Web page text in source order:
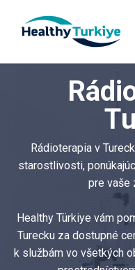
p
Rádioterapia v
starostlivosti,
pre vaše
Healthy Türkiye vám
Turecku za dostupné
k službám vo všetkých